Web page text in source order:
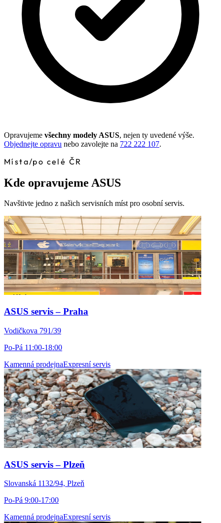
Opravujeme všechny modely ASUS, nejen ty uvedené výše.
Objednejte opravu nebo zavolejte na 722 222 107.
Místa/po celé ČR
Kde opravujeme ASUS
Navštivte jedno z našich servisních míst pro osobní servis.
ASUS servis – Praha
Vodičkova 791/39
Po-Pá 11:00-18:00
Kamenná prodejnaExpresní servis
ASUS servis – Plzeň
Slovanská 1132/94, Plzeň
Po-Pá 9:00-17:00
Kamenná prodejnaExpresní servis